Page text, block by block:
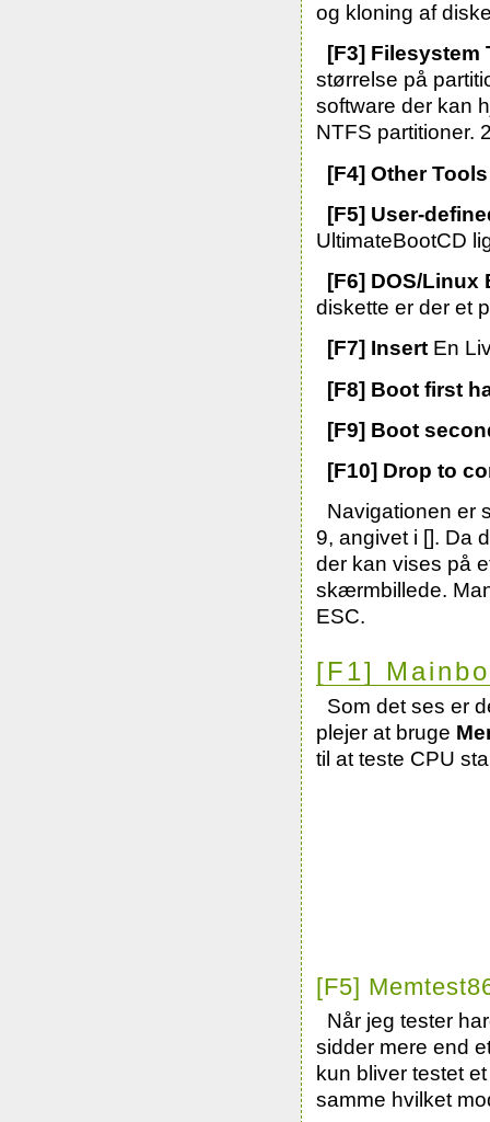
og kloning af
[F3] Filesystem
størrelse på
software der kan
NTFS partitioner.
[F4] Other Tools
[F5] User-
UltimateBootCD
[F6] DOS/Linux
diskette er der et
[F7] Insert En
[F8] Boot first
[F9] Boot
[F10] Drop to
Navigationen er
9, angivet i []. Da
der kan vises på
skærmbillede.
ESC.
[F1]
Som det ses er
plejer at bruge
til at teste CPU
[F5]
Når jeg tester
sidder mere end
kun bliver testet
samme hvilket